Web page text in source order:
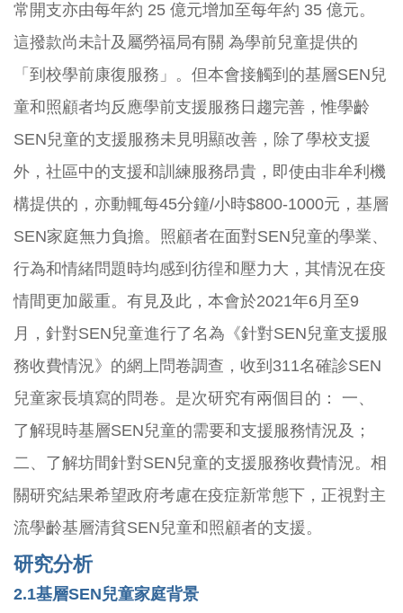
常開支亦由每年約 25 億元增加至每年約 35 億元。
這撥款尚未計及屬勞福局有關 為學前兒童提供的
「到校學前康復服務」。但本會接觸到的基層SEN兒
童和照顧者均反應學前支援服務日趨完善，惟學齡
SEN兒童的支援服務未見明顯改善，除了學校支援
外，社區中的支援和訓練服務昂貴，即使由非牟利機
構提供的，亦動輒每45分鐘/小時$800-1000元，基層
SEN家庭無力負擔。照顧者在面對SEN兒童的學業、
行為和情緒問題時均感到彷徨和壓力大，其情況在疫
情間更加嚴重。有見及此，本會於2021年6月至9
月，針對SEN兒童進行了名為《針對SEN兒童支援服
務收費情況》的網上問卷調查，收到311名確診SEN
兒童家長填寫的問卷。是次研究有兩個目的： 一、
了解現時基層SEN兒童的需要和支援服務情況及；
二、了解坊間針對SEN兒童的支援服務收費情況。相
關研究結果希望政府考慮在疫症新常態下，正視對主
流學齡基層清貧SEN兒童和照顧者的支援。
研究分析
2.1基層SEN兒童家庭背景